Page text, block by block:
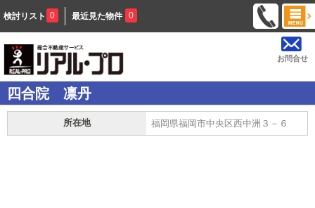
検討リスト 0 最近見た物件 0
お問合せ
四合院 凛丹
所在地 福岡県福岡市中央区西中洲３－６